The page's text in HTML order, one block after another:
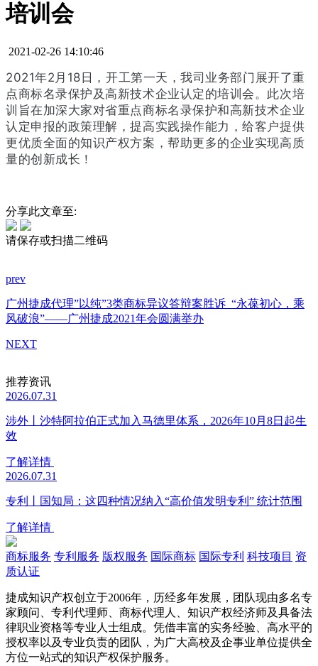
培训会
2021-02-26 14:10:46
2021年2月18日，开工第一天，我司业务部门展开了重
点商标名录保护及高新技术企业认定的培训会。 此次培
训旨在加深大家对省重点商标名录保护和高新技术企业
认定申报的政策理解，提高实践操作能力，给客户提供
更优质全面的知识产权方案，帮助更多的企业实现高质
量的创新成长！
分享此文章至:
请保存或扫描二维码
prev
广州捷成代理”以纯”3类商标异议答辩案胜诉 “永葆初心，乘
风破浪”——广州捷成2021年会圆满举办
NEXT
推荐资讯
2026.07.31
涉外丨沙特阿拉伯正式加入马德里体系，2026年10月8日起生
效
了解详情
2026.07.31
专利丨国知局：这四种情况纳入“高价值发明专利” 统计范围
了解详情
商标服务 专利服务 版权服务 国际商标 国际专利 科技项目 资
质认证
捷成知识产权创立于2006年，历经多年发展，团队现由多名专
家顾问、专利代理师、商标代理人、知识产权经济师及具备法
律职业资格等专业人士组成。凭借丰富的实务经验、高水平的
授权率以及专业负责的团队，为广大高校及企事业单位提供全
方位一站式的知识产权保护服务。